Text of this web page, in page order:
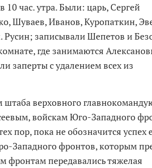
10 час. утра. Были: царь, Сергей
Шуваев, Иванов, Куропаткин,
записывали Шепетов и
где занимаются
заперты с удалением всех из
верховного
войскам Юго-Западного
пор, пока не обозначится успех
Западного фронтов, которым
фронтам передавались тяжелая